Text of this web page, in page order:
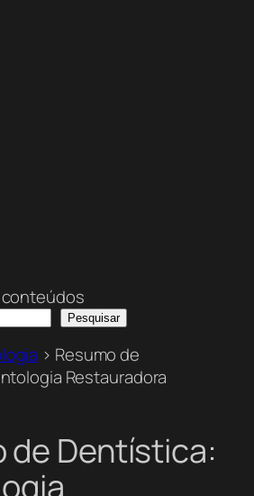
conteúdos
Pesquisar
> Resumo de
Restauradora
de Dentística: